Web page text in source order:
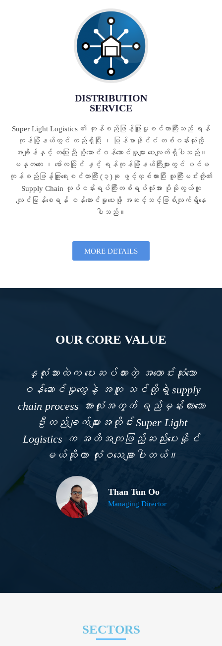
DISTRIBUTION
SERVICE
Super Light Logistics ၏ ကုန်စည်ဖြန့်ဖြူးမှုစင်တာကြီးသည် ရန်
ကုန်မြို့နယ်တွင် တည်ရှိပြီး ၊ မြန်မာနိုင်ငံ တစ်ဝန်းလုံးသို့
အချိန်နှင့် တပြေးညီ ပို့ဆောင်ဝန်ဆောင်မှုများ ပေးလျက်ရှိပါသည်။
မန္တလေး ၊ မော်လမြိုင် နှင့် ရန်ကုန်မြို့နယ်ကြီးများတွင် ပင်မ
ကုန်စည်ဖြန့်ဖြူးရေးစင်တာကြီး (၃)ခု ဖွင့်လှစ်ထားပြီး လူကြီးမင်းတို့၏
Supply Chain လုပ်ငန်းရပ်ကြီးတစ်ရပ်လုံးအား ပိုမိုလွယ်ကူ
လျင်မြန်စေရန် ဝန်ဆောင်မှုပေးဖို့ အဆင့်သင့်ဖြစ်လျက်ရှိနေ
ပါသည်။
MORE DETAILS
OUR CORE VALUE​
နှလုံးသားထဲက ပေးဆပ်ထားတဲ့ အကောင်းဆုံးသော
ဝန်ဆောင်မှုတွေနဲ့ အတူ သင်တို့ရဲ့ supply
chain process အားလုံးအတွက် ရည်မှန်းထားသော
ဦးတည်ချက်များအတိုင်း Super Light
Logistics က အတိအကျဖြည့်ဆည်းပေးနိုင်
မယ်ဆိုတာ လုံးဝသေချာပါတယ်။
Than Tun Oo
Managing Director
SECTORS